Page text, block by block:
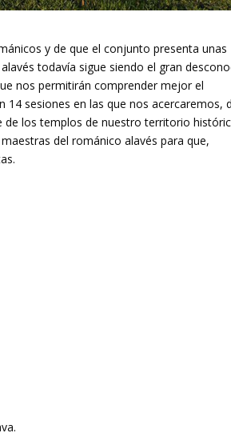
y de que el conjunto presenta unas
todavía sigue siendo el gran
nos permitirán comprender mejor el
sesiones en las que nos acercaremos,
los templos de nuestro territorio
del románico alavés para que,